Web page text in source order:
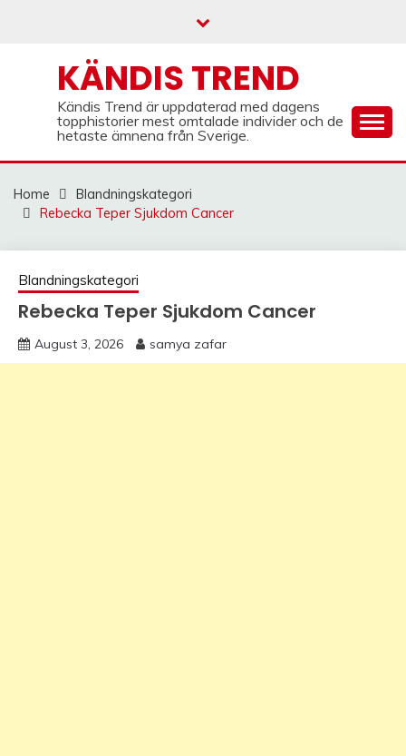
KÄNDIS TREND
Kändis Trend är uppdaterad med dagens
topphistorier mest omtalade individer och de
hetaste ämnena från Sverige.
Home
Blandningskategori
Rebecka Teper Sjukdom Cancer
Blandningskategori
Rebecka Teper Sjukdom Cancer
August 3, 2026 samya zafar